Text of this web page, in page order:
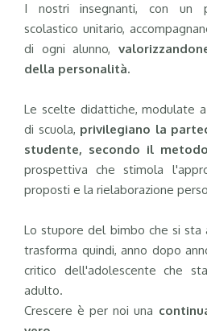
I nostri insegnanti, con un
scolastico unitario,
di ogni alunno,
della personalità.
Le scelte didattiche, modulate
di scuola, privilegiano la
studente, secondo il
prospettiva che stimola
proposti e la rielaborazione
Lo stupore del bimbo che si sta
trasforma quindi, anno dopo
critico dell'adolescente che
adulto.
Crescere è per noi una